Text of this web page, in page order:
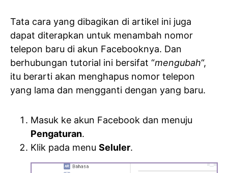
Tata cara yang dibagikan di artikel ini juga
dapat diterapkan untuk menambah nomor
telepon baru di akun Facebooknya. Dan
berhubungan tutorial ini bersifat “mengubah“,
itu berarti akan menghapus nomor telepon
yang lama dan mengganti dengan yang baru.
Masuk ke akun Facebook dan menuju
Pengaturan.
Klik pada menu Seluler.